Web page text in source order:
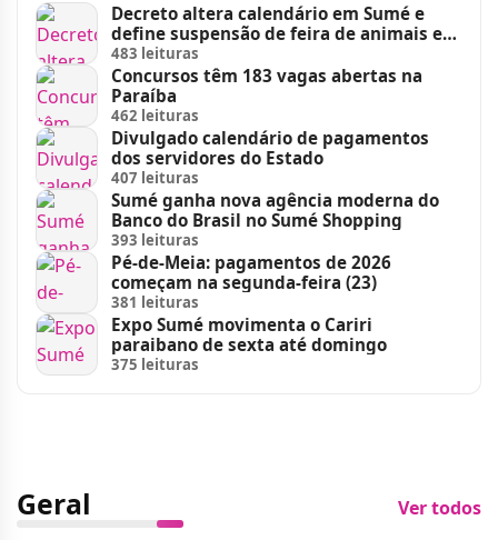
Decreto altera calendário em Sumé e
define suspensão de feira de animais e
feriados
483 leituras
Concursos têm 183 vagas abertas na
Paraíba
462 leituras
Divulgado calendário de pagamentos
dos servidores do Estado
407 leituras
Sumé ganha nova agência moderna do
Banco do Brasil no Sumé Shopping
393 leituras
Pé-de-Meia: pagamentos de 2026
começam na segunda-feira (23)
381 leituras
Expo Sumé movimenta o Cariri
paraibano de sexta até domingo
375 leituras
Geral Ver todos